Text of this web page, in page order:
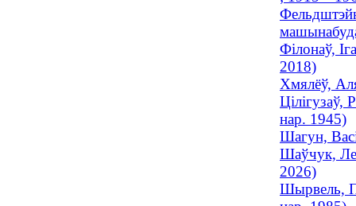
Філонаў,
2018)
Хмялёў,
Цілігузаў,
нар. 1945)
Шагун,
Шаўчук,
2026)
Шырвель,